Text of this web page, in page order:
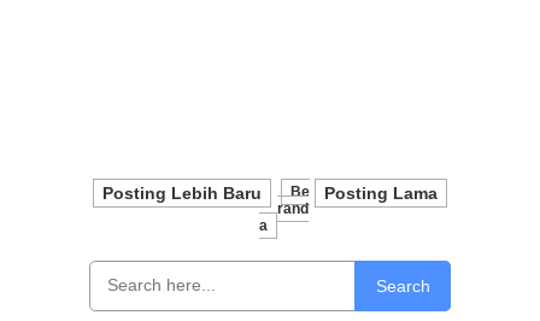
Posting Lebih Baru Posting Lama
Be
Rand
A
Search